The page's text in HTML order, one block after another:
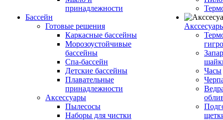
принадлежности
Бассейн
Готовые решения
Каркасные бассейны
Морозоустойчивые
бассейны
Спа-бассейн
Детские бассейны
Плавательные
принадлежности
Аксессуары
Пылесосы
Наборы для чистки
Часы